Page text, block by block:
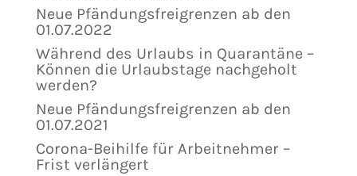
Neue Pfändungsfreigrenzen ab den
01.07.2022
Während des Urlaubs in Quarantäne –
Können die Urlaubstage nachgeholt
werden?
Neue Pfändungsfreigrenzen ab den
01.07.2021
Corona-Beihilfe für Arbeitnehmer –
Frist verlängert